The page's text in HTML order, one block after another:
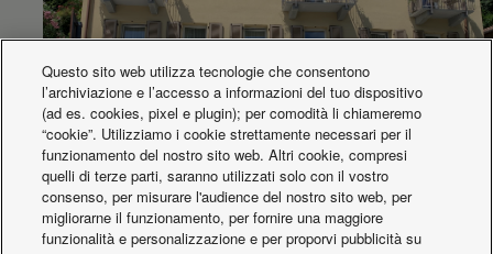
Hotel Rocopom
Questo sito web utilizza tecnologie che consentono
l’archiviazione e l’accesso a informazioni del tuo dispositivo
(ad es. cookies, pixel e plugin); per comodità li chiameremo
“cookie”. Utilizziamo i cookie strettamente necessari per il
funzionamento del nostro sito web. Altri cookie, compresi
quelli di terze parti, saranno utilizzati solo con il vostro
consenso, per misurare l'audience del nostro sito web, per
migliorarne il funzionamento, per fornire una maggiore
funzionalità e personalizzazione e per proporvi pubblicità su